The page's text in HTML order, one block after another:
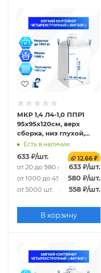
МКР 1,4 Л4-1,0 ППР1
95х95х120см, верх
сборка, низ глухой,
140г/м2
Есть в наличии
633 ₽/шт. 12.66 ₽
от 20 до 980 шт. 633₽/шт.
от 1000 до 4980 шт.
580 ₽/шт.
от 5000 шт. 558₽/шт.
В корзину